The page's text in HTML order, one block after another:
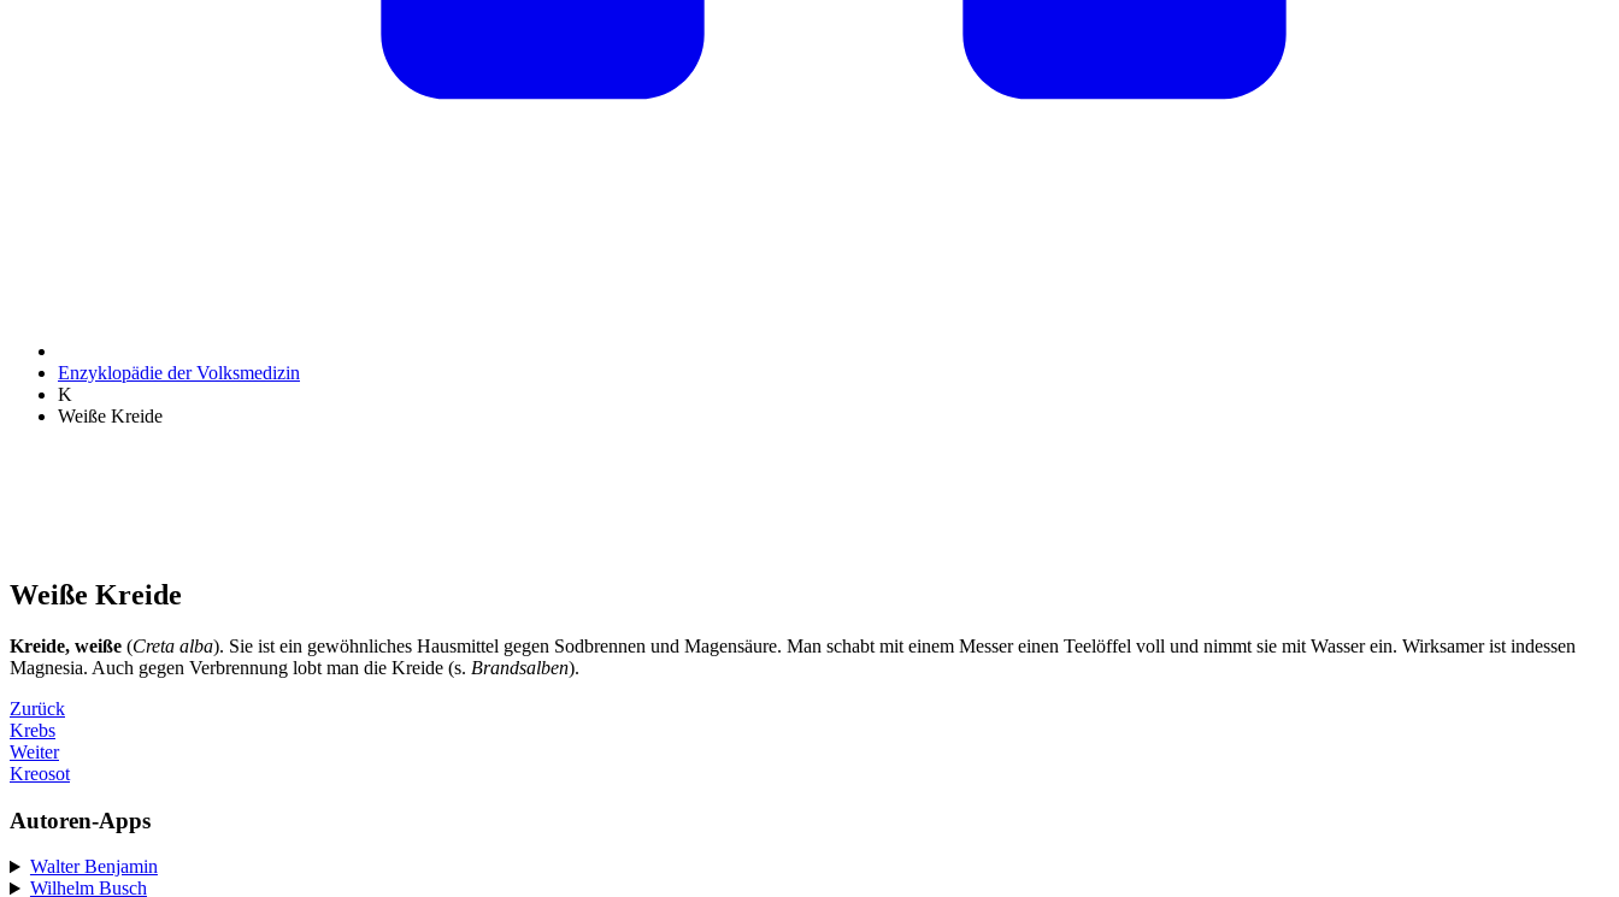
Enzyklopädie der Volksmedizin
K
Weiße Kreide
Weiße Kreide
Kreide, weiße (Creta alba). Sie ist ein gewöhnliches Hausmittel gegen Sodbrennen und Magensäure. Man schabt mit einem Messer einen Teelöffel voll und nimmt sie mit Wasser ein. Wirksamer ist indessen
Magnesia. Auch gegen Verbrennung lobt man die Kreide (s. Brandsalben).
Zurück
Krebs
Weiter
Kreosot
Autoren-Apps
Walter Benjamin
Wilhelm Busch